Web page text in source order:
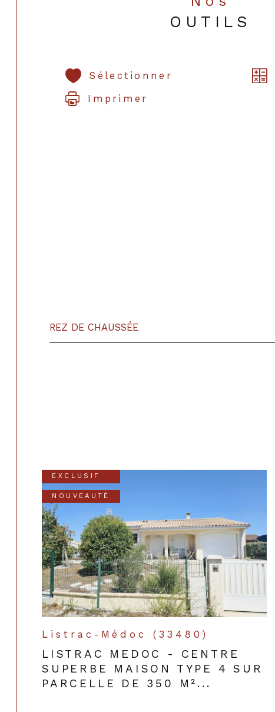
OUTILS
Sélectionner
Imprimer
REZ DE CHAUSSÉE
EXCLUSIF
NOUVEAUTÉ
Listrac-Médoc (33480)
LISTRAC MEDOC - CENTRE
SUPERBE MAISON TYPE 4 SUR
PARCELLE DE 350 M²...